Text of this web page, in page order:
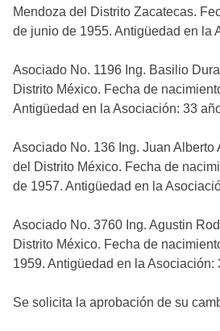
Mendoza del Distrito Zacatecas.
de junio de 1955. Antigüedad en la
Asociado No. 1196 Ing. Basilio
Distrito México. Fecha de
Antigüedad en la Asociación: 33
Asociado No. 136 Ing. Juan Alberto
del Distrito México. Fecha de
de 1957. Antigüedad en la
Asociado No. 3760 Ing. Agustin
Distrito México. Fecha de
1959. Antigüedad en la Asociación:
Se solicita la aprobación de su